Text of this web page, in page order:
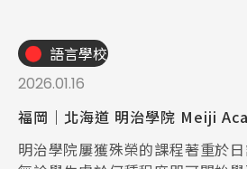
Latest News
Promotion 最新優惠
語言學校
2026.01.16
福岡｜北海道 明治學院 Meiji
明治學院屢獲殊榮的課程著重於